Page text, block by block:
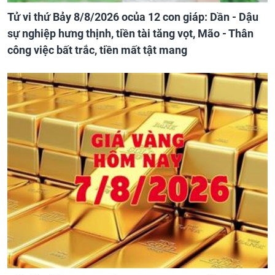
Tử vi thứ Bảy 8/8/2026 ocủa 12 con giáp: Dần - Dậu
sự nghiệp hưng thịnh, tiền tài tăng vọt, Mão - Thân
công việc bất trắc, tiền mất tật mang